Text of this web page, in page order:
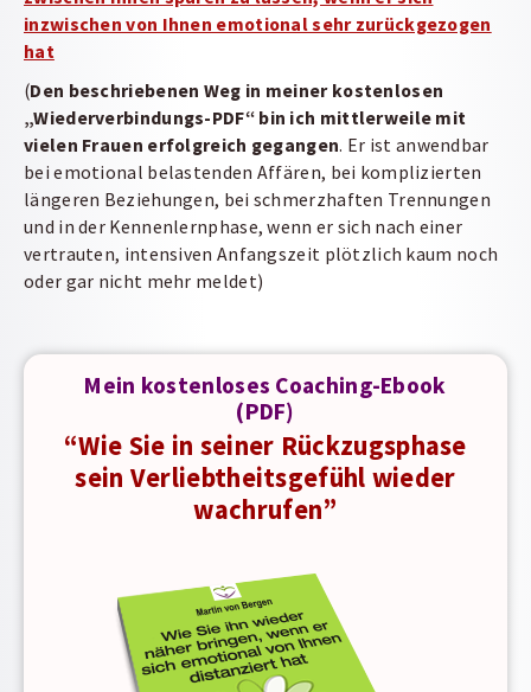
inzwischen von Ihnen emotional sehr zurückgezogen
hat
(Den beschriebenen Weg in meiner kostenlosen
„Wiederverbindungs-PDF“ bin ich mittlerweile mit
vielen Frauen erfolgreich gegangen. Er ist anwendbar
bei emotional belastenden Affären, bei komplizierten
längeren Beziehungen, bei schmerzhaften Trennungen
und in der Kennenlernphase, wenn er sich nach einer
vertrauten, intensiven Anfangszeit plötzlich kaum noch
oder gar nicht mehr meldet)
Mein kostenloses Coaching-Ebook
(PDF)
“Wie Sie in seiner Rückzugsphase
sein Verliebtheitsgefühl wieder
wachrufen”